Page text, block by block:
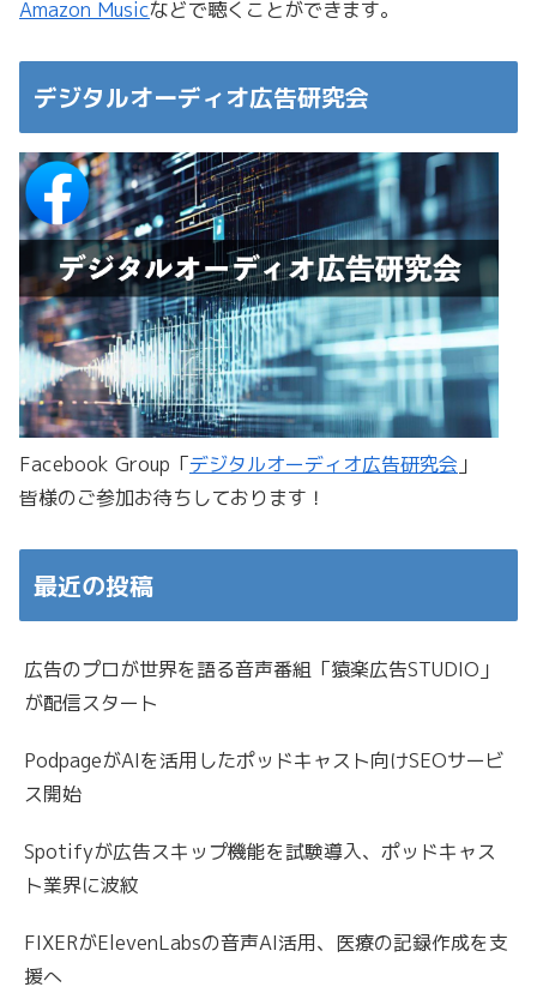
Amazon Musicなどで聴くことができます。
デジタルオーディオ広告研究会
Facebook Group「デジタルオーディオ広告研究会 」
皆様のご参加お待ちしております！
最近の投稿
広告のプロが世界を語る音声番組「猿楽広告STUDIO」
が配信スタート
PodpageがAIを活用したポッドキャスト向けSEOサービ
ス開始
Spotifyが広告スキップ機能を試験導入、ポッドキャス
ト業界に波紋
FIXERがElevenLabsの音声AI活用、医療の記録作成を支
援へ